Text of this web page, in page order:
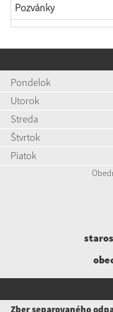
Pozvánky
Pondelok
Utorok
Streda
Štvrtok
Piatok
Zber separovaného